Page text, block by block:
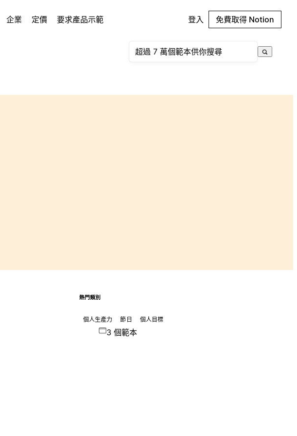
企業 定價 要求產品示範 登入 免費取得 Notion
熱門類別
個人生產力 節日 個人目標
3 個範本